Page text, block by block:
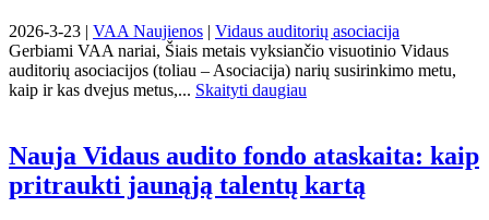
2026-3-23 | VAA Naujienos | Vidaus auditorių asociacija
Gerbiami VAA nariai, Šiais metais vyksiančio visuotinio Vidaus
auditorių asociacijos (toliau – Asociacija) narių susirinkimo metu,
kaip ir kas dvejus metus,... Skaityti daugiau
Nauja Vidaus audito fondo ataskaita: kaip
pritraukti jaunąją talentų kartą